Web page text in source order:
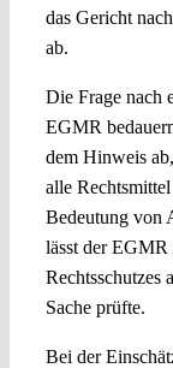
das Gericht
ab.
Die Frage nach
EGMR
dem Hinweis
alle
Bedeutung von
lässt der EGMR
Rechtsschutzes
Sache prüfte.
Bei der